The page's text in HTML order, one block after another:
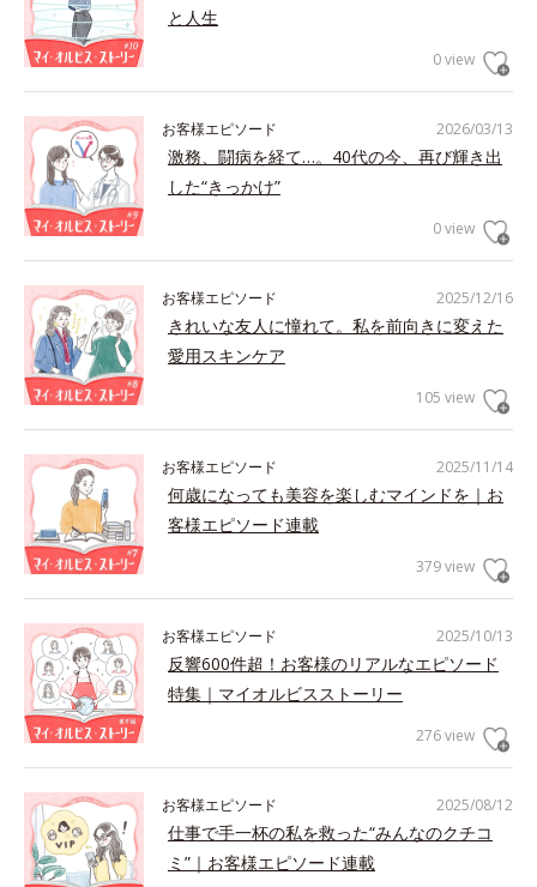
と人生
0 view
2026/03/13
お客様エピソード
激務、闘病を経て…。40代の今、再び輝き出
した“きっかけ”
0 view
2025/12/16
お客様エピソード
きれいな友人に憧れて。私を前向きに変えた
愛用スキンケア
105 view
2025/11/14
お客様エピソード
何歳になっても美容を楽しむマインドを｜お
客様エピソード連載
379 view
2025/10/13
お客様エピソード
反響600件超！お客様のリアルなエピソード
特集｜マイオルビスストーリー
276 view
2025/08/12
お客様エピソード
仕事で手一杯の私を救った“みんなのクチコ
ミ”｜お客様エピソード連載